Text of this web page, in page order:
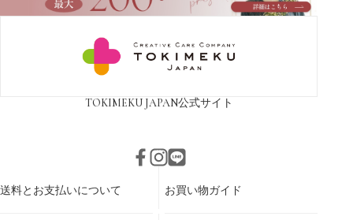
TOKIMEKU JAPAN公式サイト
送料とお支払いについて お買い物ガイド